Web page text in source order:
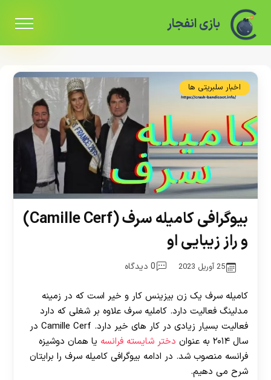
بازی انفجار
اخبار سلبریتی ها
بیوگرافی کامیله سرف (Camille Cerf)
و راز زیبایی او
25 آوریل 2023 0 دیدگاه
کامیله سرف یک زن بیزینس کار و خیر است که در زمینه
مدلینگ فعالیت دارد. کاملیه سرف علاوه بر شغلی که دارد
فعالیت بسیار زیادی در کار های خیر دارد. Camille Cerf در
سال ۲۰۱۴ به عنوان
دختر شایسته فرانسه یا همان دوشیزه
فرانسه منصوب شد. در ادامه بیوگرافی کامیله سرف را برایتان
شرح می دهیم.